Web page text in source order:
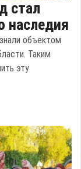
стал
наследия
объектом
Таким
эту